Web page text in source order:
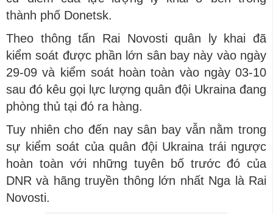
thành phố Donetsk.
Theo thông tấn Rai Novosti quân ly khai đã
kiểm soát được phần lớn sân bay này vào ngày
29-09 và kiểm soát hoàn toàn vào ngày 03-10
sau đó kêu gọi lực lượng quân đội Ukraina đang
phòng thủ tại đó ra hàng.
Tuy nhiên cho đến nay sân bay vẫn nằm trong
sự kiểm soát của quân đội Ukraina trái ngược
hoàn toàn với những tuyên bố trước đó của
DNR và hãng truyền thông lớn nhất Nga là Rai
Novosti.